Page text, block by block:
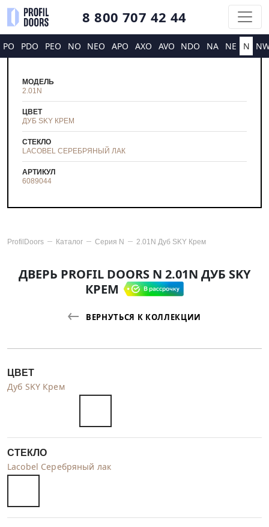
8 800 707 42 44
PO PDO PEO NO NEO APO AXO AVO NDO NA NE N
МОДЕЛЬ
2.01N
ЦВЕТ
ДУБ SKY КРЕМ
СТЕКЛО
LACOBEL СЕРЕБРЯНЫЙ ЛАК
АРТИКУЛ
6089044
ProfilDoors Каталог Серия N 2.01N Дуб SKY Крем
ДВЕРЬ PROFIL DOORS N 2.01N ДУБ SKY
КРЕМ
ВЕРНУТЬСЯ К КОЛЛЕКЦИИ
ЦВЕТ
Дуб SKY Крем
СТЕКЛО
Lacobel Серебряный лак